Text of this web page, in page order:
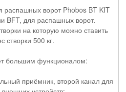
распашных ворот Phobos BT KIT
BFT, для распашных ворот.
на которую можно ставить
створки 500 кг.
большим функционалом:
приёмник, второй канал для